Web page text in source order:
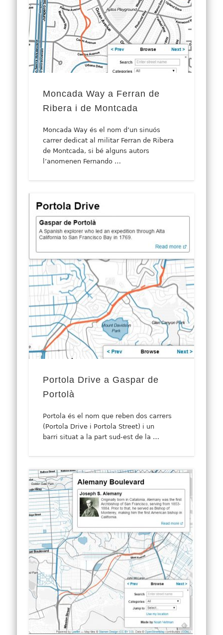
Moncada Way a Ferran de
Ribera i de Montcada
Moncada Way és el nom d’un sinuós
carrer dedicat al militar Ferran de Ribera
de Montcada, si bé alguns autors
l’anomenen Fernando …
Portola Drive a Gaspar de
Portolà
Portola és el nom que reben dos carrers
(Portola Drive i Portola Street) i un
barri situat a la part sud-est de la …